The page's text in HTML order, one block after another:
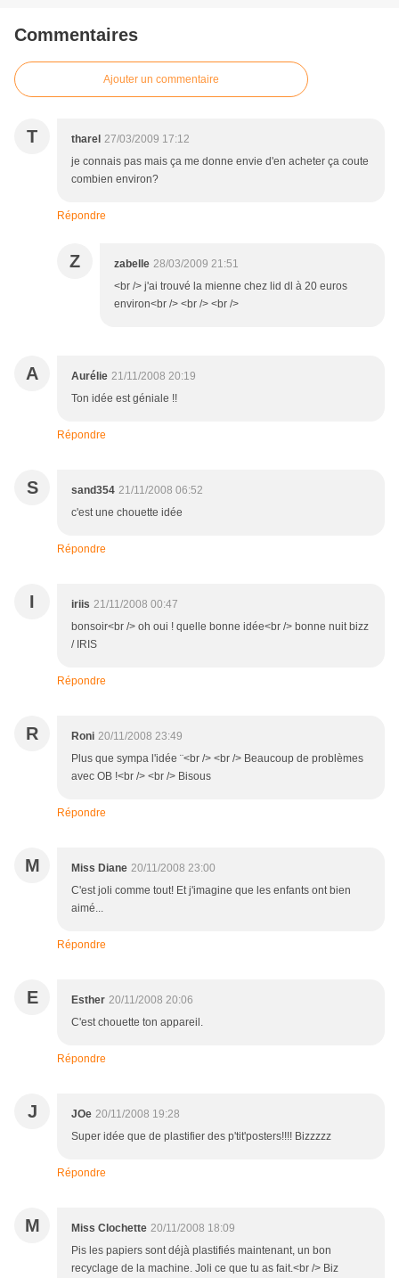
Commentaires
Ajouter un commentaire
T tharel 27/03/2009 17:12
je connais pas mais ça me donne envie d'en acheter ça coute
combien environ?
Répondre
Z zabelle 28/03/2009 21:51
<br /> j'ai trouvé la mienne chez lid dl à 20 euros
environ<br /> <br /> <br />
A Aurélie 21/11/2008 20:19
Ton idée est géniale !!
Répondre
S sand354 21/11/2008 06:52
c'est une chouette idée
Répondre
I iriis 21/11/2008 00:47
bonsoir<br /> oh oui ! quelle bonne idée<br /> bonne nuit bizz
/ IRIS
Répondre
R Roni 20/11/2008 23:49
Plus que sympa l'idée ¨<br /> <br /> Beaucoup de problèmes
avec OB !<br /> <br /> Bisous
Répondre
M Miss Diane 20/11/2008 23:00
C'est joli comme tout! Et j'imagine que les enfants ont bien
aimé...
Répondre
E Esther 20/11/2008 20:06
C'est chouette ton appareil.
Répondre
J JOe 20/11/2008 19:28
Super idée que de plastifier des p'tit'posters!!!! Bizzzzz
Répondre
M Miss Clochette 20/11/2008 18:09
Pis les papiers sont déjà plastifiés maintenant, un bon
recyclage de la machine. Joli ce que tu as fait.<br /> Biz